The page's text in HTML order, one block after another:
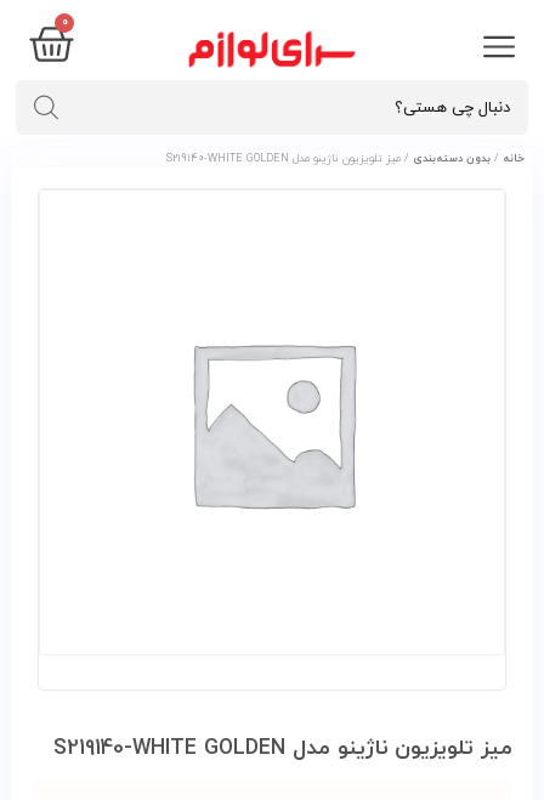
۰
خانه / بدون دسته‌بندی / ميز تلويزيون ناژينو مدل S219140-WHITE GOLDEN
ميز تلويزيون ناژينو مدل S219140-WHITE GOLDEN